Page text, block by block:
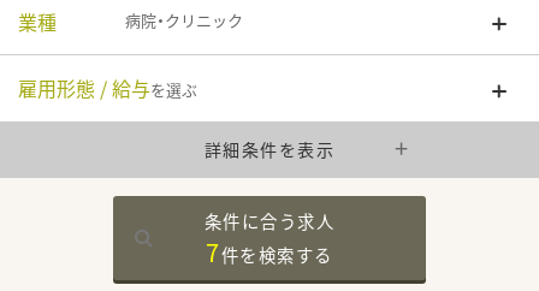
業種 病院・クリニック
雇用形態 / 給与を選ぶ
詳細条件を表示
条件に合う求人
7件を検索する